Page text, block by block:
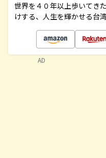
世界を４０年以上歩いてき
けする、人生を輝かせる台
AD